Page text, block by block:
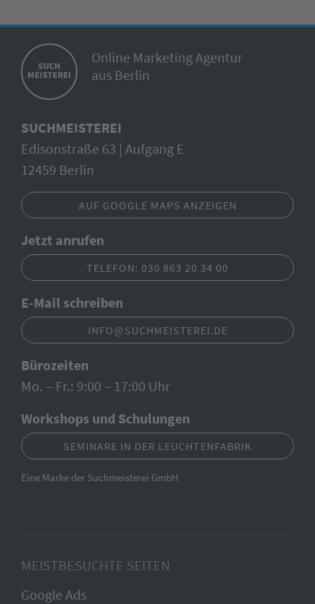
Online Marketing Agentur
aus Berlin
SUCHMEISTEREI
Edisonstraße 63 | Aufgang E
12459 Berlin
AUF GOOGLE MAPS ANZEIGEN
Jetzt anrufen
TELEFON: 030 863 20 34 00
E-Mail schreiben
INFO@SUCHMEISTEREI.DE
Bürozeiten
Mo. – Fr.: 9:00 – 17:00 Uhr
Workshops und Schulungen
SEMINARE IN DER LEUCHTENFABRIK
Eine Marke der Suchmeisterei GmbH
MEISTBESUCHTE SEITEN
Google Ads